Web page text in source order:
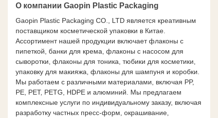
О компании Gaopin Plastic Packaging
Gaopin Plastic Packaging CO., LTD является креативным
поставщиком косметической упаковки в Китае.
Ассортимент нашей продукции включает флаконы с
пипеткой, банки для крема, флаконы с насосом для
сыворотки, флаконы для тоника, тюбики для косметики,
упаковку для макияжа, флаконы для шампуня и коробки.
Мы работаем с различными материалами, включая PP,
PE, PET, PETG, HDPE и алюминий. Мы предлагаем
комплексные услуги по индивидуальному заказу, включая
разработку частных пресс-форм, окрашивание,